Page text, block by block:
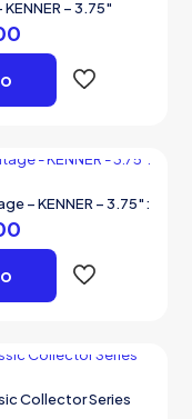
– 3.75″
El
precio
actual
– KENNER – 3.75″:
El
precio
actual
Collector Series